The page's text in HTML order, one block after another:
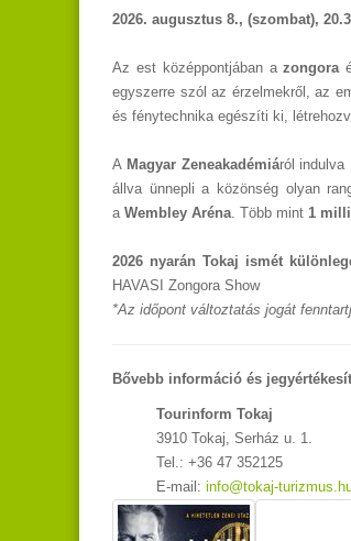
2026. augusztus 8., (szombat),
Az est középpontjában a zongora
egyszerre szól az érzelmekről, az
és fénytechnika egészíti ki,
A Magyar Zeneakadémiáról indulva
állva ünnepli a közönség olyan
a Wembley Aréna . Több mint 1
2026 nyarán Tokaj ismét
HAVASI Zongora Show
*Az időpont változtatás jogát
Bővebb információ és
Tourinform Tokaj
3910 Tokaj, Serház u. 1.
Tel.: +36 47 352125
E-mail: info@tokaj-